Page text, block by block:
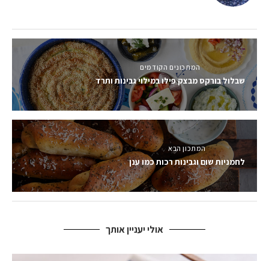
המתכונים הקודמים
שבלול בורקס מבצק פילו במילוי גבינות ותרד
המתכון הבא
לחמניות שום וגבינות רכות כמו ענן
אולי יעניין אותך